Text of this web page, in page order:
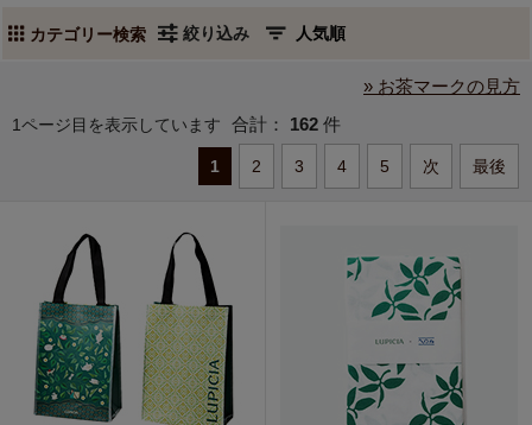
カテゴリー検索 絞り込み
» お茶マークの見方
1ページ目を表示しています 合計： 162 件
1 2 3 4 5 次 最後